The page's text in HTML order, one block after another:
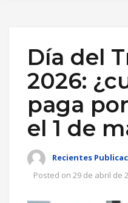
Día del
2026:
paga
el 1 de
Recientes
Posted on 29 de abril de